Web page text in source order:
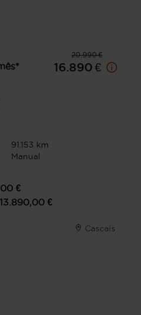
20.990 €
16.890 €
91.153 km
Manual
€
13.890,00 €
Cascais